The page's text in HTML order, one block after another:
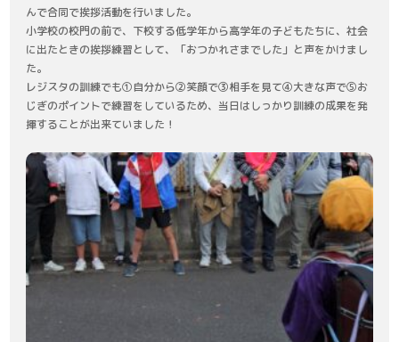
んで合同で挨拶活動を行いました。
小学校の校門の前で、下校する低学年から高学年の子どもたちに、社会
に出たときの挨拶練習として、「おつかれさまでした」と声をかけまし
た。
レジスタの訓練でも①自分から②笑顔で③相手を見て④大きな声で⑤お
じぎのポイントで練習をしているため、当日はしっかり訓練の成果を発
揮することが出来ていました！